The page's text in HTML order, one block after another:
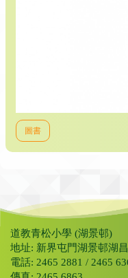
圖書
道教青松小學 (湖景邨)
地址: 新界屯門湖景邨湖
電話: 2465 2881 / 2465